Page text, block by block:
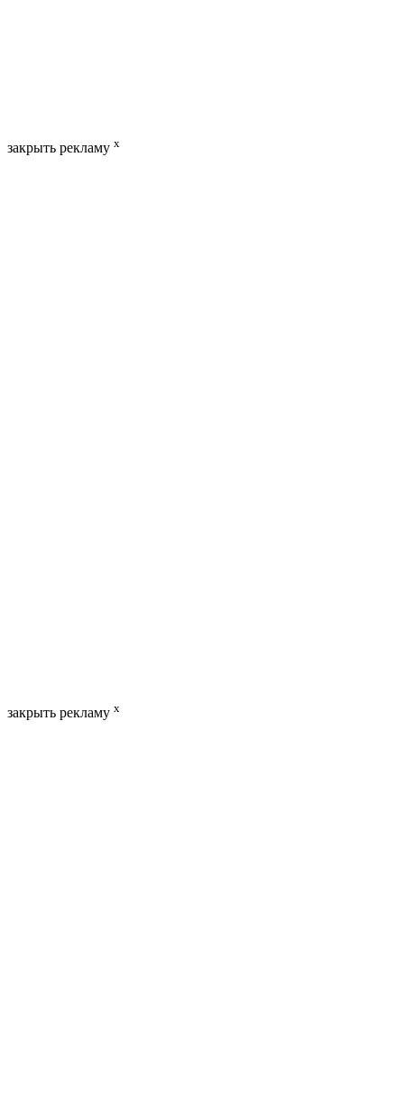
закрыть рекламу x
закрыть рекламу x